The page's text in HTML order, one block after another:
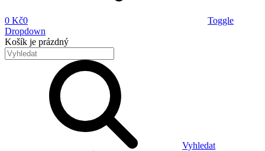
0 Kč0
Toggle
Dropdown
Košík je prázdný
Vyhledat